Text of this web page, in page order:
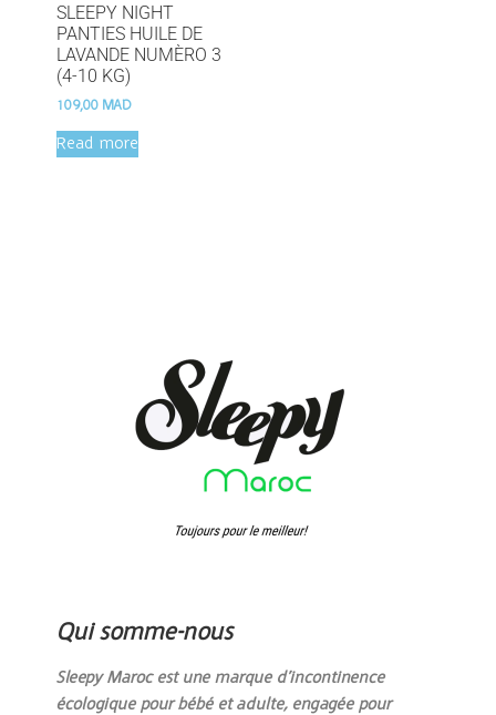
SLEEPY NIGHT
PANTIES HUILE DE
LAVANDE NUMÈRO 3
(4-10 KG)
109,00 MAD
Read more
Qui somme-nous
Sleepy Maroc est une marque d’incontinence
écologique pour bébé et adulte, engagée pour